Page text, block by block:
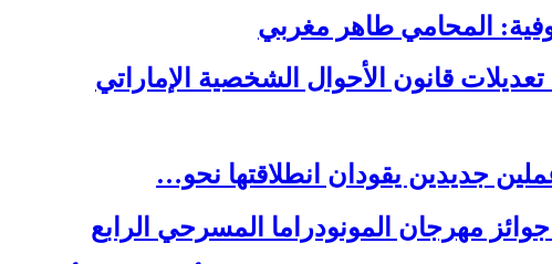
المحامي طاهر مغربي
قانون الأحوال الشخصية الإماراتي
جديدين يقودان انطلاقتها نحو…
مهرجان المونودراما المسرحي الرابع